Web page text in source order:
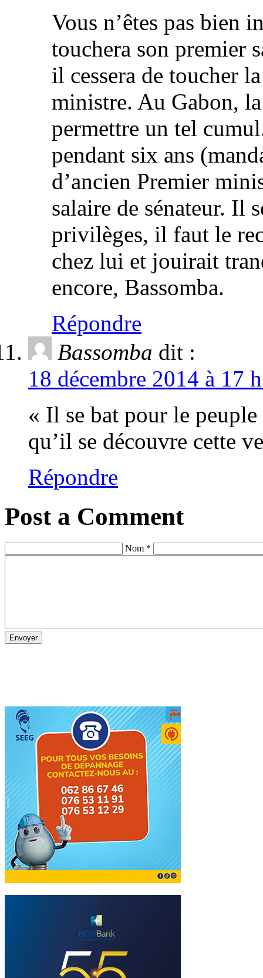
Vous n’êtes pas bien
touchera son premier
il cessera de toucher
ministre. Au Gabon,
permettre un tel
pendant six ans
d’ancien Premier
salaire de sénateur. Il
privilèges, il faut le
chez lui et jouirait
encore, Bassomba.
Répondre
Bassomba dit :
18 décembre 2014 à 17
« Il se bat pour le
qu’il se découvre cette
Répondre
Post a Comment
Nom *